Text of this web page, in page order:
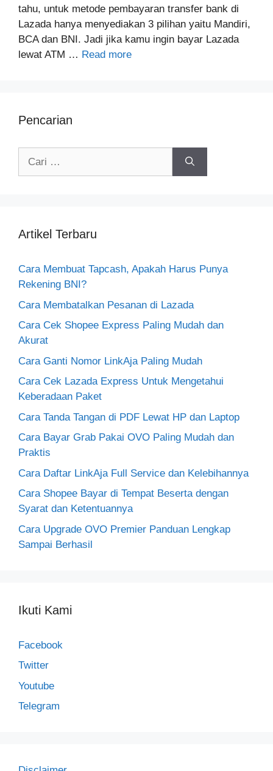
tahu, untuk metode pembayaran transfer bank di
Lazada hanya menyediakan 3 pilihan yaitu Mandiri,
BCA dan BNI. Jadi jika kamu ingin bayar Lazada
lewat ATM … Read more
Pencarian
Artikel Terbaru
Cara Membuat Tapcash, Apakah Harus Punya
Rekening BNI?
Cara Membatalkan Pesanan di Lazada
Cara Cek Shopee Express Paling Mudah dan
Akurat
Cara Ganti Nomor LinkAja Paling Mudah
Cara Cek Lazada Express Untuk Mengetahui
Keberadaan Paket
Cara Tanda Tangan di PDF Lewat HP dan Laptop
Cara Bayar Grab Pakai OVO Paling Mudah dan
Praktis
Cara Daftar LinkAja Full Service dan Kelebihannya
Cara Shopee Bayar di Tempat Beserta dengan
Syarat dan Ketentuannya
Cara Upgrade OVO Premier Panduan Lengkap
Sampai Berhasil
Ikuti Kami
Facebook
Twitter
Youtube
Telegram